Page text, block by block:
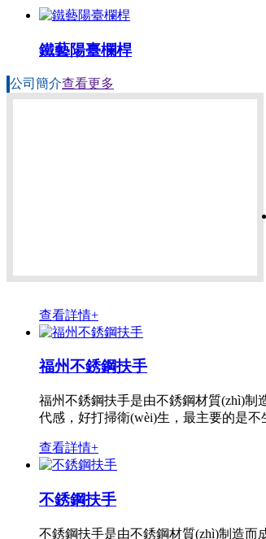
鐵藝陽臺欄桿
公司簡介查看更多
查看詳情+
福州不銹鋼扶手
福州不銹鋼扶手是由不銹鋼材質(zhì)制
代感，好打掃衛(wèi)生，最主要的是不
查看詳情+
不銹鋼扶手
不銹鋼扶手是由不銹鋼材質(zhì)制造而